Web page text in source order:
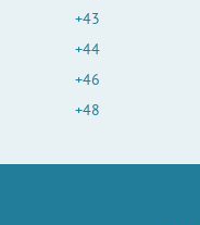
+43
+44
+46
+48